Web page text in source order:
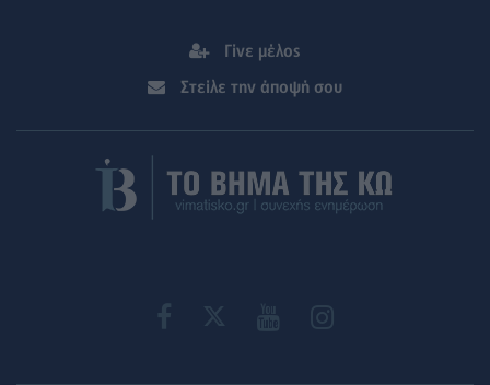
Γίνε μέλος
Στείλε την άποψή σου